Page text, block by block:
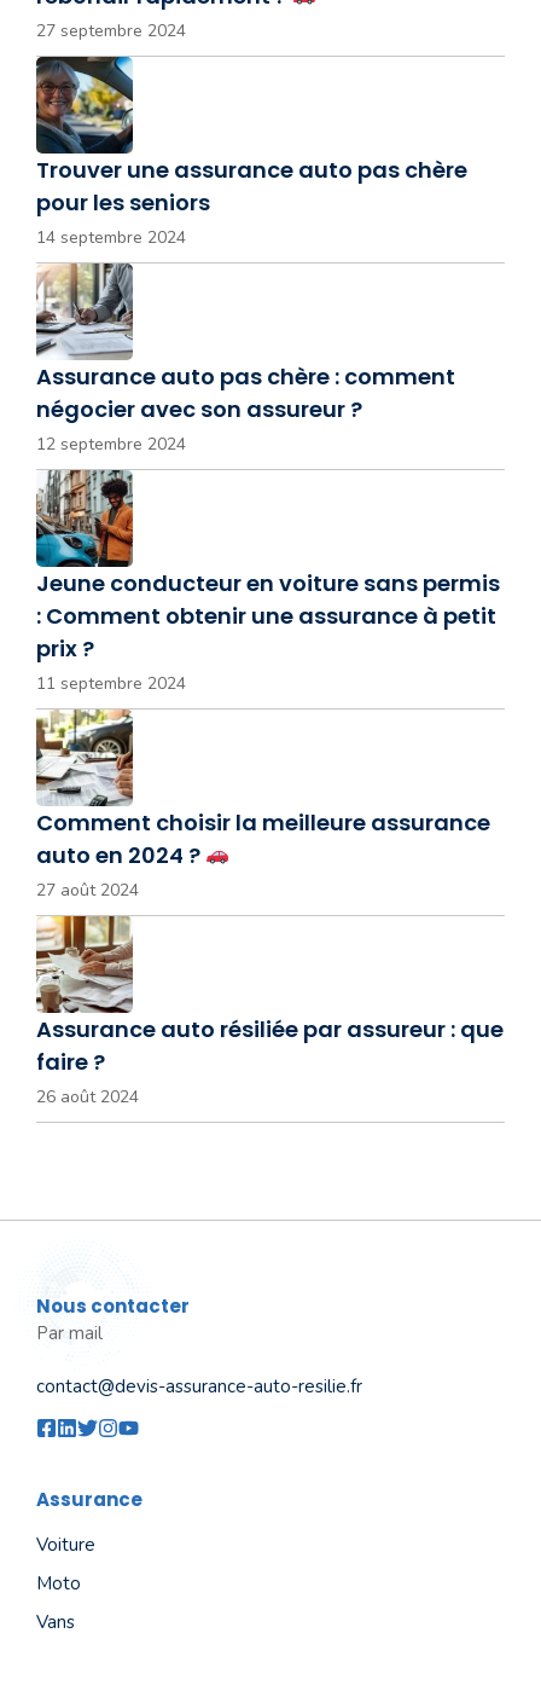
27 septembre 2024
Trouver une assurance auto pas chère
pour les seniors
14 septembre 2024
Assurance auto pas chère : comment
négocier avec son assureur ?
12 septembre 2024
Jeune conducteur en voiture sans permis
: Comment obtenir une assurance à petit
prix ?
11 septembre 2024
Comment choisir la meilleure assurance
auto en 2024 ?
27 août 2024
Assurance auto résiliée par assureur : que
faire ?
26 août 2024
Nous contacter
Par mail
contact@devis-assurance-auto-resilie.fr
Assurance
Voiture
Moto
Vans